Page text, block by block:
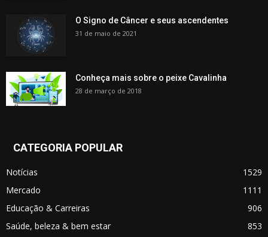
O Signo de Câncer e seus ascendentes
31 de maio de 2021
Conheça mais sobre o peixe Cavalinha
28 de março de 2018
CATEGORIA POPULAR
Notícias
1529
Mercado
1111
Educação & Carreiras
906
Saúde, beleza & bem estar
853